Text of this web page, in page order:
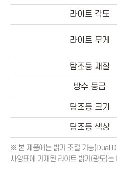
라이트 각도
라이트 무게
탐조등 재질
방수 등급
탐조등 크기
탐조등 색상
※ 본 제품에는 밝기 조절 기능(Dual
사양표에 기재된 라이트 밝기(광도)